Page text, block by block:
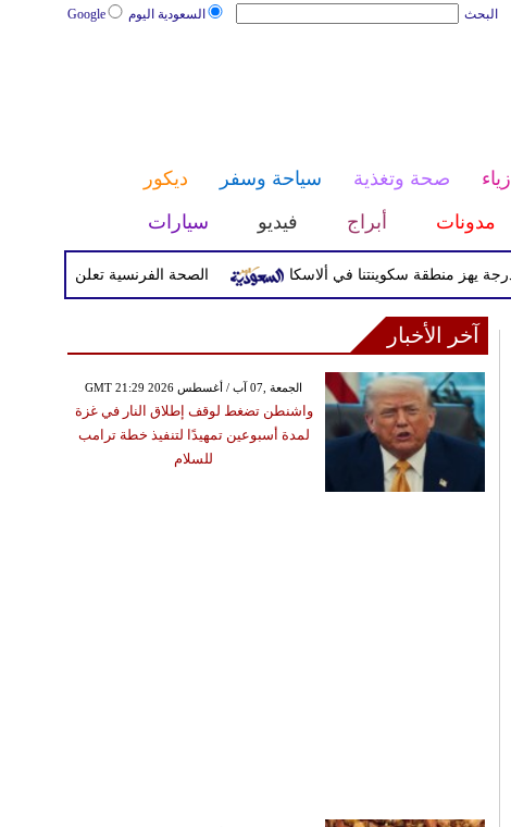
السعودية اليوم Google البحث
أزياء صحة وتغذية سياحة وسفر
ديكور
مدونات أبراج فيديو سيارات
الصحة الفرنسية تعلن إصابة سائح
آخر الأخبار
GMT 21:29 2026 الجمعة ,07 آب / أغسطس
واشنطن تضغط لوقف إطلاق النار في غزة
لمدة أسبوعين تمهيدًا لتنفيذ خطة ترامب
للسلام